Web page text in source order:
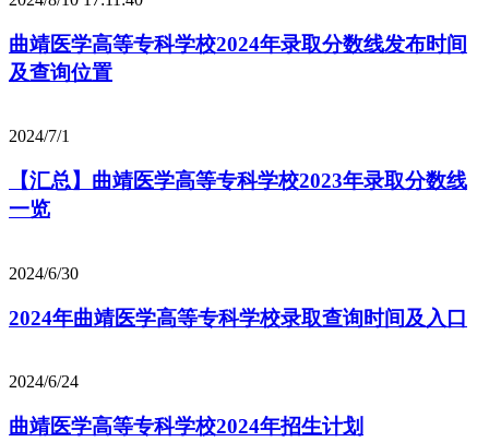
曲靖医学高等专科学校2024年录取分数线发布时间
及查询位置
2024/7/1
【汇总】曲靖医学高等专科学校2023年录取分数线
一览
2024/6/30
2024年曲靖医学高等专科学校录取查询时间及入口
2024/6/24
曲靖医学高等专科学校2024年招生计划